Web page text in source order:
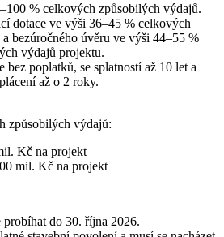
% celkových způsobilých výdajů.
dotace ve výši 36–45 % celkových
bezúročného úvěru ve výši 44–55 %
výdajů projektu.
bez poplatků, se splatností až 10 let a
až o 2 roky.
způsobilých výdajů:
Kč na projekt
mil. Kč na projekt
probíhat do 30. října 2026.